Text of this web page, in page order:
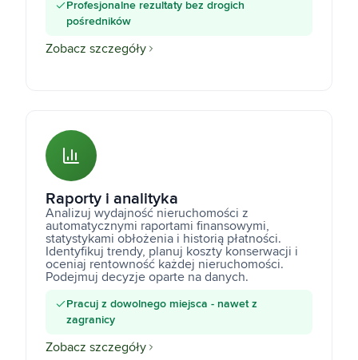
Profesjonalne rezultaty bez drogich
pośredników
Zobacz szczegóły
Raporty i analityka
Analizuj wydajność nieruchomości z
automatycznymi raportami finansowymi,
statystykami obłożenia i historią płatności.
Identyfikuj trendy, planuj koszty konserwacji i
oceniaj rentowność każdej nieruchomości.
Podejmuj decyzje oparte na danych.
Pracuj z dowolnego miejsca - nawet z
zagranicy
Zobacz szczegóły